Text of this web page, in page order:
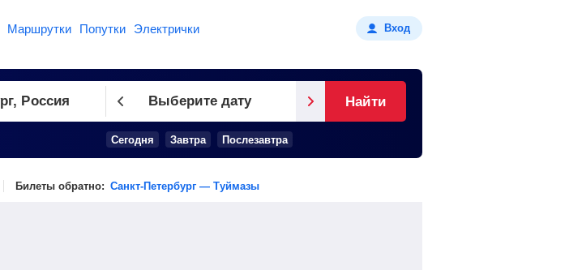
Маршрутки Попутки Электрички Вход
Выберите дату
Сегодня Завтра Послезавтра
Найти
Билеты обратно: Санкт-Петербург — Туймазы